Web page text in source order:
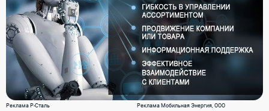
Реклама Р-Сталь Реклама Мобильная Энергия, ООО